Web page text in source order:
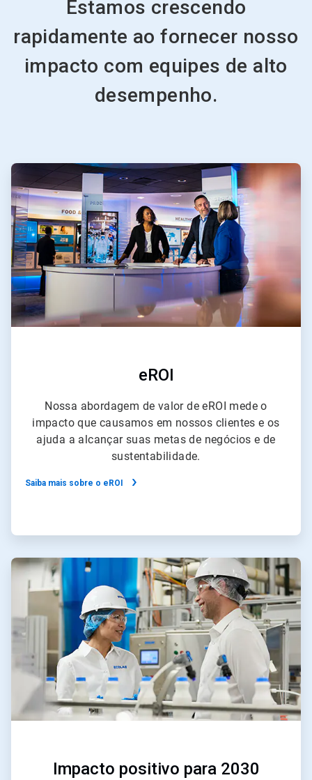
Estamos crescendo
rapidamente ao fornecer nosso
impacto com equipes de alto
desempenho.
ArticleTile
1
de
2
eROI
Nossa abordagem de valor de eROI mede o
impacto que causamos em nossos clientes e os
ajuda a alcançar suas metas de negócios e de
sustentabilidade.
Saiba mais sobre o eROI
ArticleTile
2
de
2
Impacto positivo para 2030